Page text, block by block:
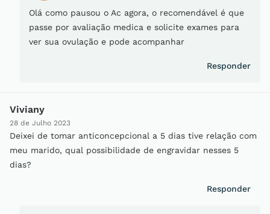
Olá como pausou o Ac agora, o recomendável é que
passe por avaliação medica e solicite exames para
ver sua ovulação e pode acompanhar
Responder
Viviany
28 de Julho 2023
Deixei de tomar anticoncepcional a 5 dias tive relação com
meu marido, qual possibilidade de engravidar nesses 5
dias?
Responder